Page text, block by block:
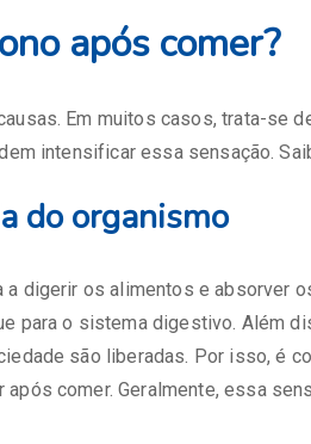
após comer?
Em muitos casos, trata-se
intensificar essa sensação.
do organismo
digerir os alimentos e absorver
para o sistema digestivo. Além
são liberadas. Por isso, é
comer. Geralmente, essa